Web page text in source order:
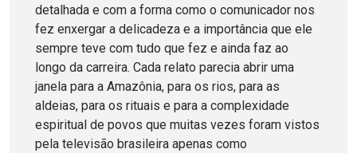
detalhada e com a forma como o comunicador nos
fez enxergar a delicadeza e a importância que ele
sempre teve com tudo que fez e ainda faz ao
longo da carreira. Cada relato parecia abrir uma
janela para a Amazônia, para os rios, para as
aldeias, para os rituais e para a complexidade
espiritual de povos que muitas vezes foram vistos
pela televisão brasileira apenas como